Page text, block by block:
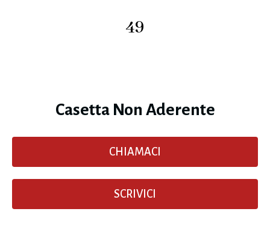
49
Casetta Non Aderente
CHIAMACI
SCRIVICI